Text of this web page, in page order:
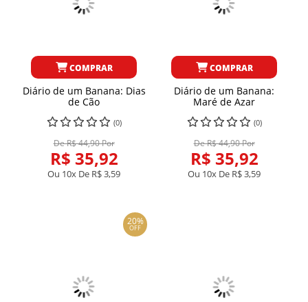
COMPRAR
Diário de um Banana: Dias
de Cão
(0)
De R$ 44,90 Por
R$ 35,92
Ou 10x De R$ 3,59
COMPRAR
Diário de um Banana:
Maré de Azar
(0)
De R$ 44,90 Por
R$ 35,92
Ou 10x De R$ 3,59
20%
OFF